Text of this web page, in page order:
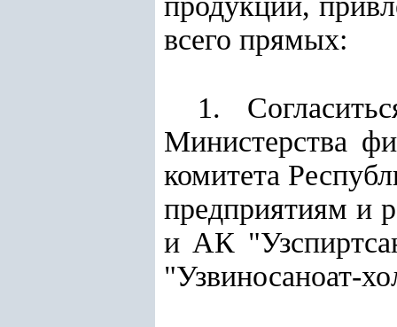
всего прямых:
1.
Министерства
комитета
предприятиям и
и АК
"Узвиносаноат-